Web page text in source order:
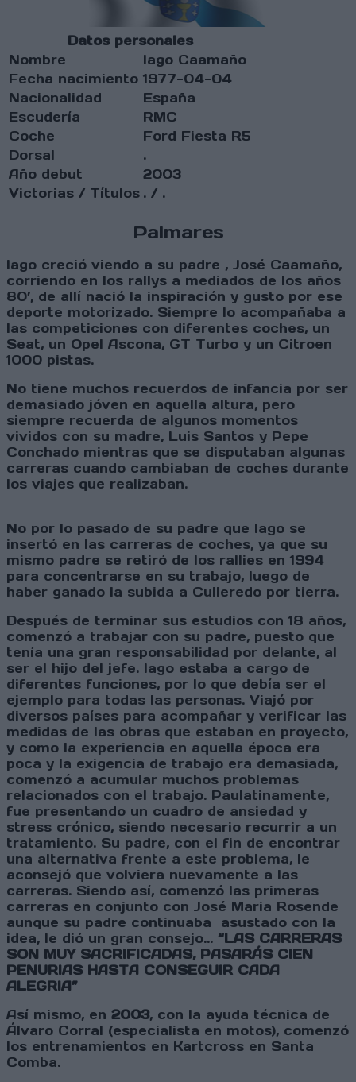
Datos personales
Nombre
Iago Caamaño
Fecha nacimiento 1977-04-04
Nacionalidad
España
Escudería
RMC
Coche
Ford Fiesta R5
Dorsal
.
Año debut
2003
Victorias / Títulos . / .
Palmares
Iago creció viendo a su padre , José Caamaño,
corriendo en los rallys a mediados de los años
80’, de allí nació la inspiración y gusto por ese
deporte motorizado. Siempre lo acompañaba a
las competiciones con diferentes coches, un
Seat, un Opel Ascona, GT Turbo y un Citroen
1000 pistas.
No tiene muchos recuerdos de infancia por ser
demasiado jóven en aquella altura, pero
siempre recuerda de algunos momentos
vividos con su madre, Luis Santos y Pepe
Conchado mientras que se disputaban algunas
carreras cuando cambiaban de coches durante
los viajes que realizaban.
No por lo pasado de su padre que Iago se
insertó en las carreras de coches, ya que su
mismo padre se retiró de los rallies en 1994
para concentrarse en su trabajo, luego de
haber ganado la subida a Culleredo por tierra.
Después de terminar sus estudios con 18 años,
comenzó a trabajar con su padre, puesto que
tenía una gran responsabilidad por delante, al
ser el hijo del jefe. Iago estaba a cargo de
diferentes funciones, por lo que debía ser el
ejemplo para todas las personas. Viajó por
diversos países para acompañar y verificar las
medidas de las obras que estaban en proyecto,
y como la experiencia en aquella época era
poca y la exigencia de trabajo era demasiada,
comenzó a acumular muchos problemas
relacionados con el trabajo. Paulatinamente,
fue presentando un cuadro de ansiedad y
stress crónico, siendo necesario recurrir a un
tratamiento. Su padre, con el fin de encontrar
una alternativa frente a este problema, le
aconsejó que volviera nuevamente a las
carreras. Siendo así, comenzó las primeras
carreras en conjunto con José Maria Rosende
aunque su padre continuaba asustado con la
idea, le dió un gran consejo... “LAS CARRERAS
SON MUY SACRIFICADAS, PASARÁS CIEN
PENURIAS HASTA CONSEGUIR CADA
ALEGRIA”
Así mismo, en 2003, con la ayuda técnica de
Álvaro Corral (especialista en motos), comenzó
los entrenamientos en Kartcross en Santa
Comba.